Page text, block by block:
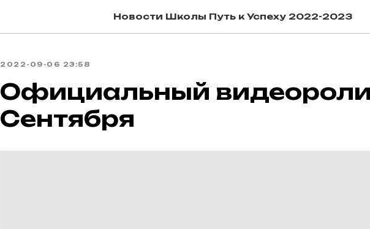
Новости Школы Путь к Успеху 2022-2023
2022-09-06 23:58
Официальный
Сентября